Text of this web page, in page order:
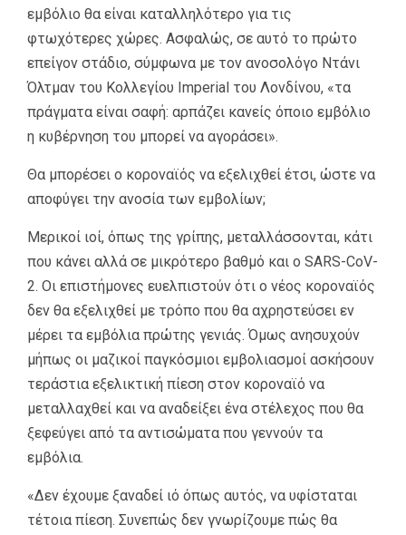
εμβόλιο θα είναι καταλληλότερο για τις
φτωχότερες χώρες. Ασφαλώς, σε αυτό το πρώτο
επείγον στάδιο, σύμφωνα με τον ανοσολόγο Ντάνι
Όλτμαν του Κολλεγίου Imperial του Λονδίνου, «τα
πράγματα είναι σαφή: αρπάζει κανείς όποιο εμβόλιο
η κυβέρνηση του μπορεί να αγοράσει».
Θα μπορέσει ο κοροναϊός να εξελιχθεί έτσι, ώστε να
αποφύγει την ανοσία των εμβολίων;
Μερικοί ιοί, όπως της γρίπης, μεταλλάσσονται, κάτι
που κάνει αλλά σε μικρότερο βαθμό και ο SARS-CoV-
2. Οι επιστήμονες ευελπιστούν ότι ο νέος κοροναϊός
δεν θα εξελιχθεί με τρόπο που θα αχρηστεύσει εν
μέρει τα εμβόλια πρώτης γενιάς. Όμως ανησυχούν
μήπως οι μαζικοί παγκόσμιοι εμβολιασμοί ασκήσουν
τεράστια εξελικτική πίεση στον κοροναϊό να
μεταλλαχθεί και να αναδείξει ένα στέλεχος που θα
ξεφεύγει από τα αντισώματα που γεννούν τα
εμβόλια.
«Δεν έχουμε ξαναδεί ιό όπως αυτός, να υφίσταται
τέτοια πίεση. Συνεπώς δεν γνωρίζουμε πώς θα